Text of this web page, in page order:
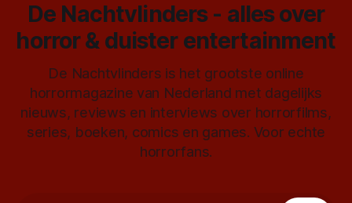
De Nachtvlinders - alles over
horror & duister entertainment
De Nachtvlinders is het grootste online
horrormagazine van Nederland met dagelijks
nieuws, reviews en interviews over horrorfilms,
series, boeken, comics en games. Voor echte
horrorfans.